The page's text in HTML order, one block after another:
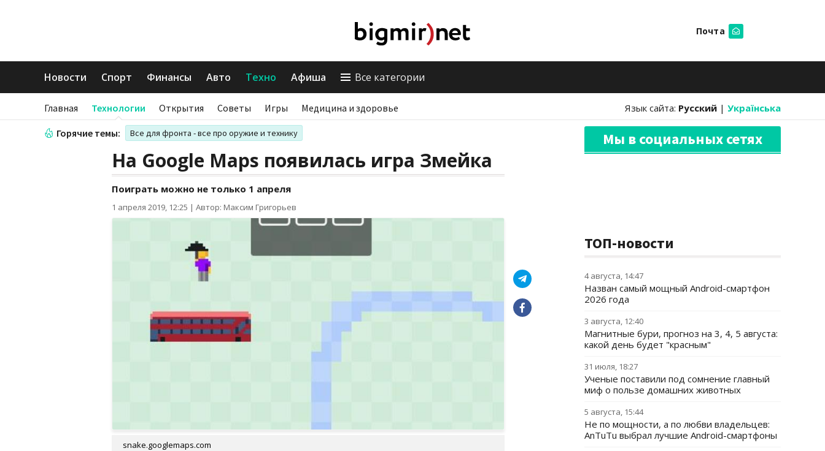
Почта
Новости Спорт Финансы Авто Техно Афиша Все категории
Главная Технологии Открытия Советы Игры Медицина и здоровье Язык сайта: Русский | Українська
Горячие темы: Все для фронта - все про оружие и технику
На Google Maps появилась игра Змейка
Поиграть можно не только 1 апреля
1 апреля 2019, 12:25 | Автор: Максим Григорьев
snake.googlemaps.com
Мы в социальных сетях
ТОП-новости
4 августа, 14:47
Назван самый мощный Android-смартфон
2026 года
3 августа, 12:40
Магнитные бури, прогноз на 3, 4, 5 августа:
какой день будет "красным"
31 июля, 18:27
Ученые поставили под сомнение главный
миф о пользе домашних животных
5 августа, 15:44
Не по мощности, а по любви владельцев:
AnTuTu выбрал лучшие Android-смартфоны